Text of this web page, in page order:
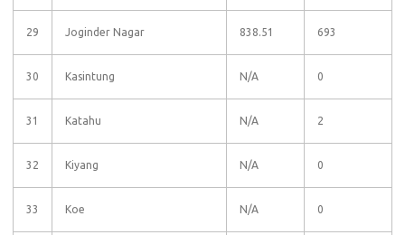
29 Joginder Nagar 838.51 693
30 Kasintung N/A 0
31 Katahu N/A 2
32 Kiyang N/A 0
33 Koe N/A 0